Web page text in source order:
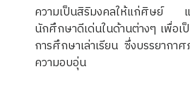
ความเป็นสิริมงคลให้แก่ศิษย์ แ
นักศึกษาดีเด่นในด้านต่างๆ เพื่อเ
การศึกษาเล่าเรียน ซึ่งบรรยากาศ
ความอบอุ่น